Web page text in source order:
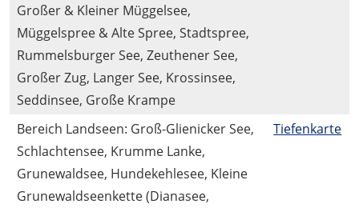
Großer & Kleiner Müggelsee,
Müggelspree & Alte Spree, Stadtspree,
Rummelsburger See, Zeuthener See,
Großer Zug, Langer See, Krossinsee,
Seddinsee, Große Krampe
Bereich Landseen: Groß-Glienicker See,
Schlachtensee, Krumme Lanke,
Grunewaldsee, Hundekehlesee, Kleine
Grunewaldseenkette (Dianasee,
Tiefenkarte